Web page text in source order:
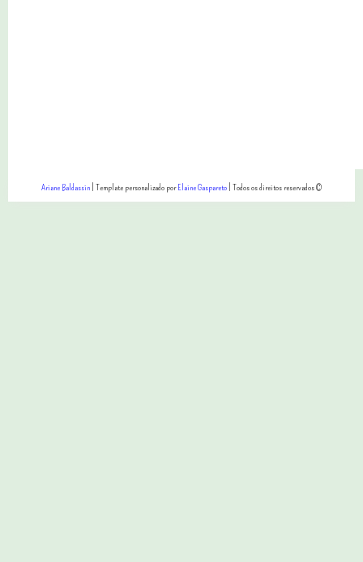
Ariane Baldassin| Template personalizado porElaine Gaspareto| Todos os direitos reservados ©